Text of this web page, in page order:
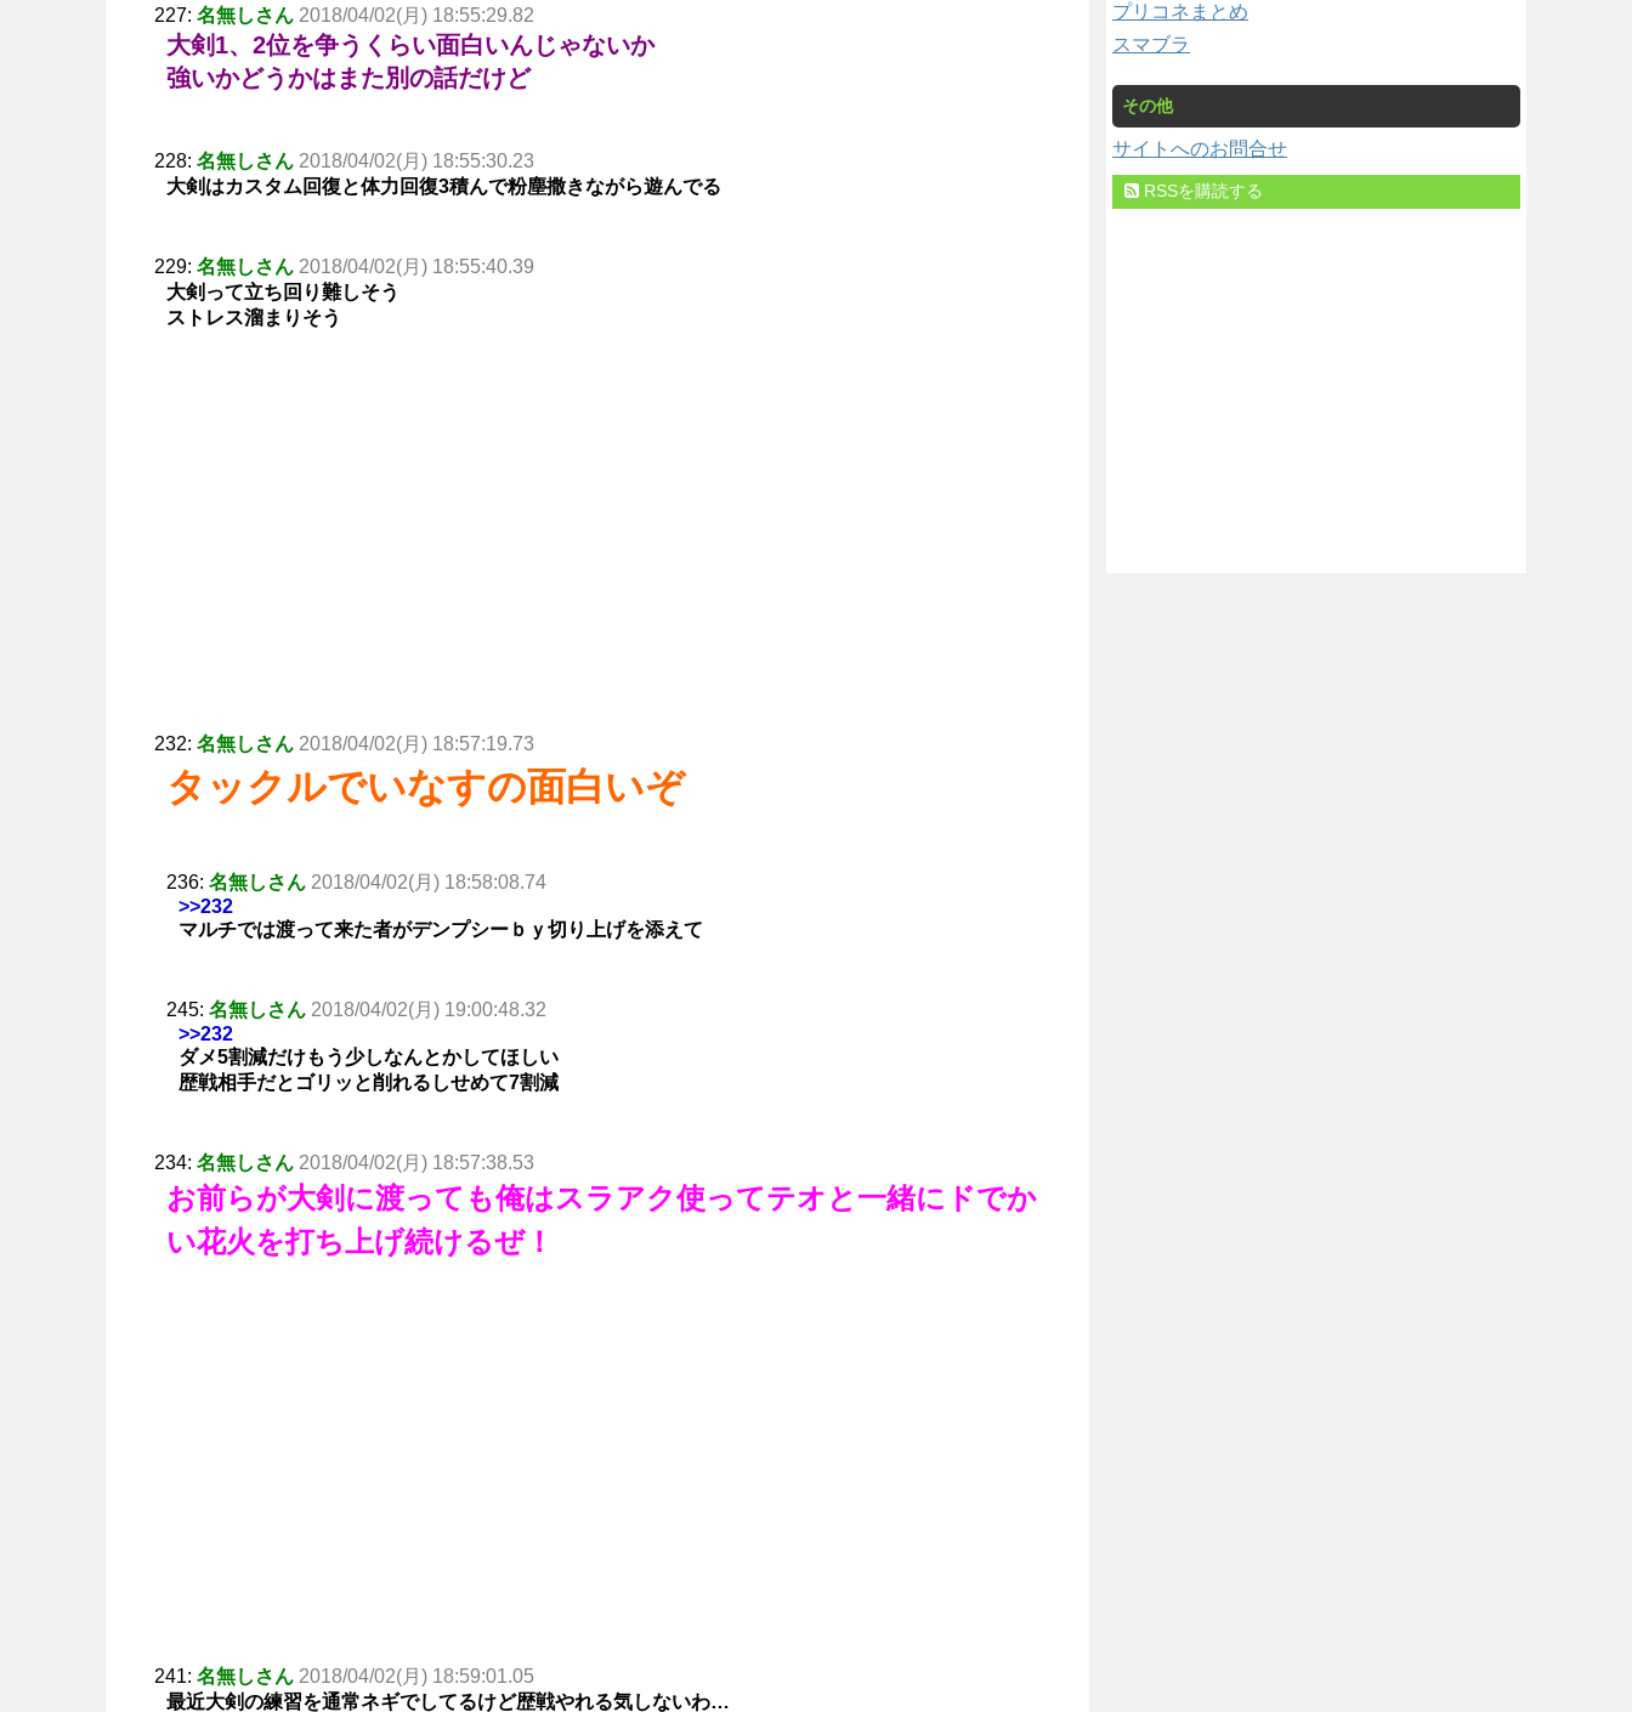
227: 名無しさん 2018/04/02(月) 18:55:29.82
大剣1、2位を争うくらい面白いんじゃないか
強いかどうかはまた別の話だけど
228: 名無しさん 2018/04/02(月) 18:55:30.23
大剣はカスタム回復と体力回復3積んで粉塵撒きながら遊んでる
229: 名無しさん 2018/04/02(月) 18:55:40.39
大剣って立ち回り難しそう
ストレス溜まりそう
232: 名無しさん 2018/04/02(月) 18:57:19.73
タックルでいなすの面白いぞ
236: 名無しさん 2018/04/02(月) 18:58:08.74
>>232
マルチでは渡って来た者がデンプシーｂｙ切り上げを添えて
245: 名無しさん 2018/04/02(月) 19:00:48.32
>>232
ダメ5割減だけもう少しなんとかしてほしい
歴戦相手だとゴリッと削れるしせめて7割減
234: 名無しさん 2018/04/02(月) 18:57:38.53
お前らが大剣に渡っても俺はスラアク使ってテオと一緒にドでか
い花火を打ち上げ続けるぜ！
241: 名無しさん 2018/04/02(月) 18:59:01.05
最近大剣の練習を通常ネギでしてるけど歴戦やれる気しないわ…
プリコネまとめ
スマブラ
その他
サイトへのお問合せ
RSSを購読する